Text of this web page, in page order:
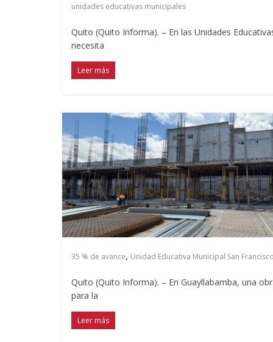
unidades educativas municipales
Quito (Quito Informa). – En las Unidades
necesita
Leer más
35 % de avance, Unidad Educativa Municipal San
Quito (Quito Informa). – En Guayllabamba, una
para la
Leer más